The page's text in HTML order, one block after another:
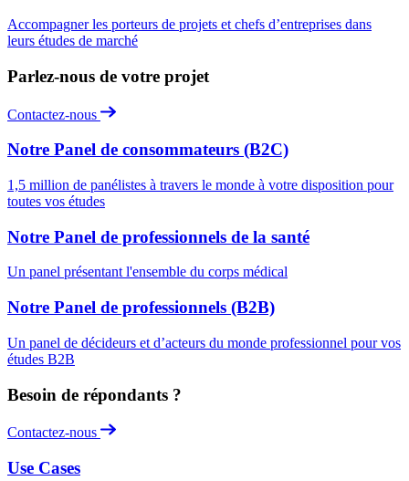
Accompagner les porteurs de projets et chefs d’entreprises dans
leurs études de marché
Parlez-nous de votre projet
Contactez-nous
Notre Panel de consommateurs (B2C)
1,5 million de panélistes à travers le monde à votre disposition pour
toutes vos études
Notre Panel de professionnels de la santé
Un panel présentant l'ensemble du corps médical
Notre Panel de professionnels (B2B)
Un panel de décideurs et d’acteurs du monde professionnel pour vos
études B2B
Besoin de répondants ?
Contactez-nous
Use Cases